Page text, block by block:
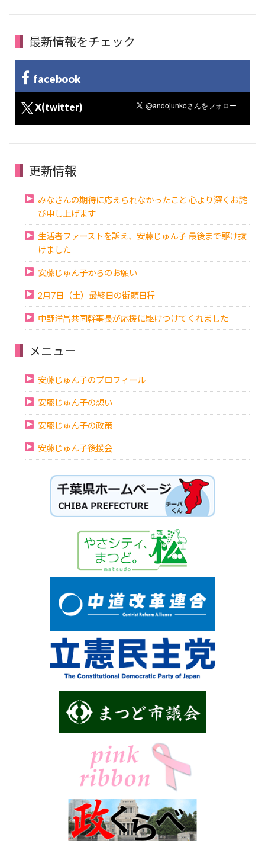
最新情報をチェック
facebook
X(twitter)
更新情報
みなさんの期待に応えられなかったこと 心より深くお詫
び申し上げます
生活者ファーストを訴え、安藤じゅん子 最後まで駆け抜
けました
安藤じゅん子からのお願い
2月7日（土）最終日の街頭日程
中野洋昌共同幹事長が応援に駆けつけてくれました
メニュー
安藤じゅん子のプロフィール
安藤じゅん子の想い
安藤じゅん子の政策
安藤じゅん子後援会